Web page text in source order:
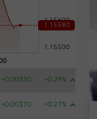
+0.00330 +0.29%
+0.00370 +0.27%